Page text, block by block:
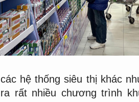
hệ thống siêu thị khác
rất nhiều chương trình